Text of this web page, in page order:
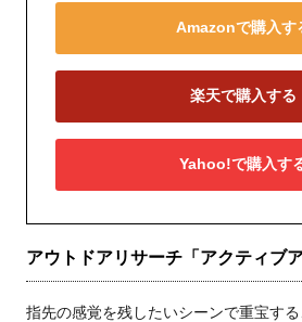
Amazonで購入す
楽天で購入する
Yahoo!で購入す
アウトドアリサーチ「アクティブ
指先の感覚を残したいシーンで重宝す